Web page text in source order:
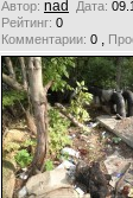
Автор: nad Дата:
Рейтинг: 0
Комментарии: 0 ,